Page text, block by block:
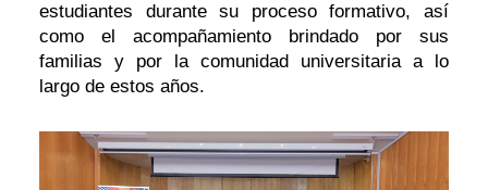
estudiantes durante su proceso formativo, así
como el acompañamiento brindado por sus
familias y por la comunidad universitaria a lo
largo de estos años.